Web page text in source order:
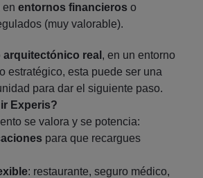
en entornos financieros o
(muy valorable).
arquitectónico real , en un entorno
estratégico, esta puede ser una
para dar el siguiente paso.
Experis?
se valora y se potencia:
para que recargues
: restaurante, seguro médico,